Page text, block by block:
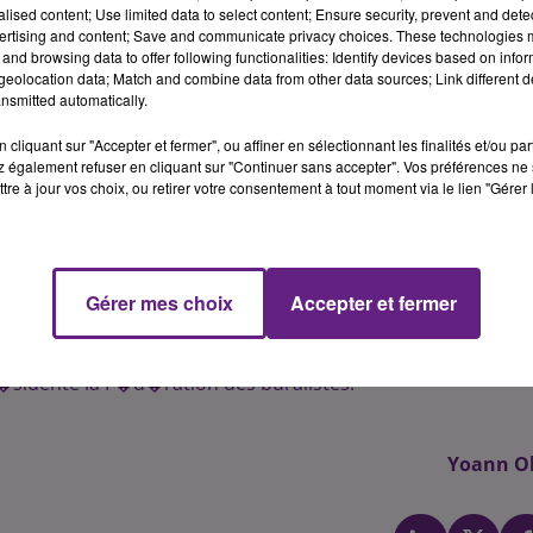
neutres n'est pas du go�t des buralistes.
au paquet de cigarette son caract�re "aguicheur"
ont d�j� subi de fortes hausses du prix des cigarettes
paquets difficilement reconnaissables entre eux.
tromp� de marque depuis la mise en circulation
les buralistes mettent d�sormais � disposition
dans lequel glisser son paquet neutre et ainsi
riposte, c'est surtout un petit pied-de-nez
parall�le et n'emp�chera pas pour autant les gens
la F�d�ration des buralistes.
Yoann
content; Use limited data to select content; Ensure security, prevent and
and content; Save and communicate privacy choices. These technologies
browsing data to offer following functionalities: Identify devices based on
data; Match and combine data from other data sources; Link different
automatically.
cliquant sur "Accepter et fermer", ou affiner en sélectionnant les finalités et/ou
également refuser en cliquant sur "Continuer sans accepter". Vos préférences
à jour vos choix, ou retirer votre consentement à tout moment via le lien
Gérer mes choix Accepter et fermer